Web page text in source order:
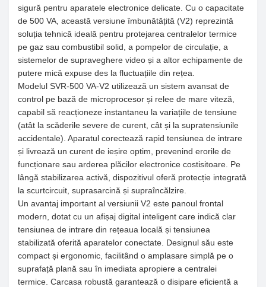
sigură pentru aparatele electronice delicate. Cu o capacitate
de 500 VA, această versiune îmbunătățită (V2) reprezintă
soluția tehnică ideală pentru protejarea centralelor termice
pe gaz sau combustibil solid, a pompelor de circulație, a
sistemelor de supraveghere video și a altor echipamente de
putere mică expuse des la fluctuațiile din rețea.
Modelul SVR-500 VA-V2 utilizează un sistem avansat de
control pe bază de microprocesor și relee de mare viteză,
capabil să reacționeze instantaneu la variațiile de tensiune
(atât la scăderile severe de curent, cât și la supratensiunile
accidentale). Aparatul corectează rapid tensiunea de intrare
și livrează un curent de ieșire optim, prevenind erorile de
funcționare sau arderea plăcilor electronice costisitoare. Pe
lângă stabilizarea activă, dispozitivul oferă protecție integrată
la scurtcircuit, suprasarcină și supraîncălzire.
Un avantaj important al versiunii V2 este panoul frontal
modern, dotat cu un afișaj digital inteligent care indică clar
tensiunea de intrare din rețeaua locală și tensiunea
stabilizată oferită aparatelor conectate. Designul său este
compact și ergonomic, facilitând o amplasare simplă pe o
suprafață plană sau în imediata apropiere a centralei
termice. Carcasa robustă garantează o disipare eficientă a